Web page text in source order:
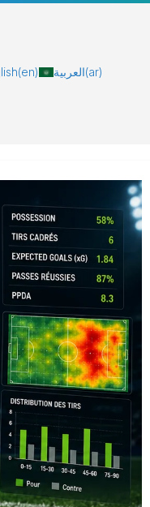
(en) العربية(ar)